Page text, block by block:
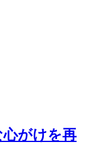
がけを再